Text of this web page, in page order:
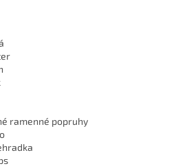
ramenné popruhy